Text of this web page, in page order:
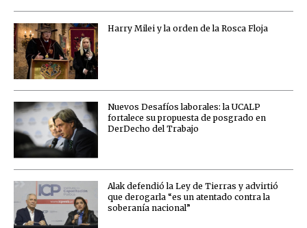
Harry Milei y la orden de la Rosca Floja
Nuevos Desafíos laborales: la UCALP
fortalece su propuesta de posgrado en
DerDecho del Trabajo
Alak defendió la Ley de Tierras y advirtió
que derogarla “es un atentado contra la
soberanía nacional”